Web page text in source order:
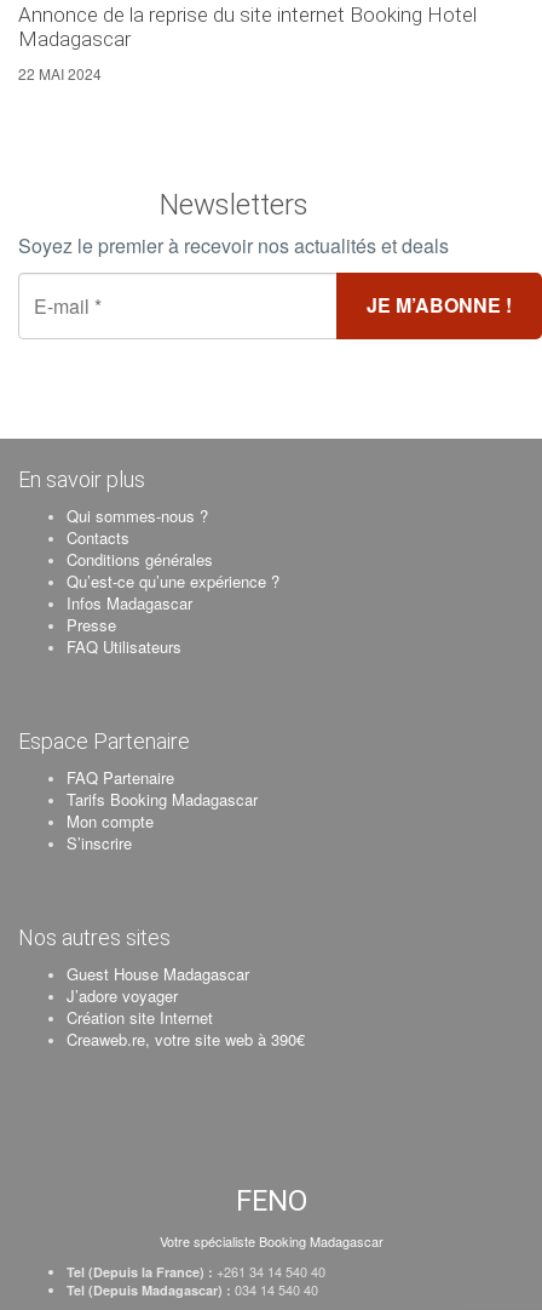
Annonce de la reprise du site internet Booking Hotel
Madagascar
22 MAI 2024
Newsletters
Soyez le premier à recevoir nos actualités et deals
En savoir plus
Qui sommes-nous ?
Contacts
Conditions générales
Qu’est-ce qu’une expérience ?
Infos Madagascar
Presse
FAQ Utilisateurs
Espace Partenaire
FAQ Partenaire
Tarifs Booking Madagascar
Mon compte
S’inscrire
Nos autres sites
Guest House Madagascar
J’adore voyager
Création site Internet
Creaweb.re, votre site web à 390€
FENO
Votre spécialiste Booking Madagascar
Tel (Depuis la France) : +261 34 14 540 40
Tel (Depuis Madagascar) : 034 14 540 40